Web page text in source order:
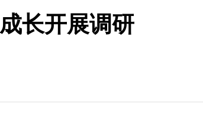
长开展调研